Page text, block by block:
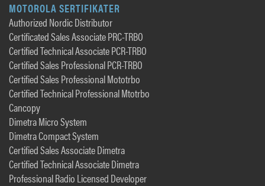
MOTOROLA SERTIFIKATER
Authorized Nordic Distributor
Certificated Sales Associate PRC-TRBO
Certified Technical Associate PCR-TRBO
Certified Sales Professional PCR-TRBO
Certified Sales Professional Mototrbo
Certified Technical Professional Mtotrbo
Cancopy
Dimetra Micro System
Dimetra Compact System
Certified Sales Associate Dimetra
Certified Technical Associate Dimetra
Professional Radio Licensed Developer